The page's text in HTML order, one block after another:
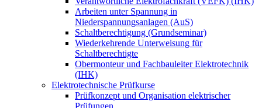
Arbeiten unter Spannung in
Niederspannungsanlagen (AuS)
Schaltberechtigung (Grundseminar)
Wiederkehrende Unterweisung für
Schaltberechtigte
Obermonteur und Fachbauleiter Elektrotechnik
(IHK)
Elektrotechnische Prüfkurse
Prüfkonzept und Organisation elektrischer
Prüfungen